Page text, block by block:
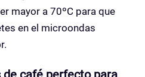
mayor a 70ºC para que
en el microondas